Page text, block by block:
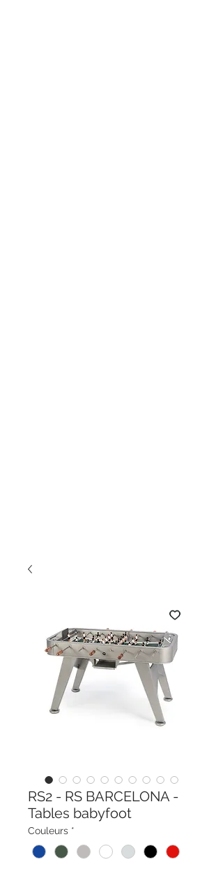
RS2 - RS BARCELONA -
Tables babyfoot
Couleurs *